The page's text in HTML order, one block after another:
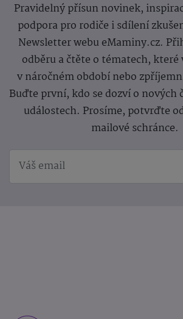
Pravidelný přísun novinek,
podpora pro rodiče i sdílení
Newsletter webu eMaminy.cz.
odběru a čtěte o tématech,
v náročném období nebo
Buďte první, kdo se dozví o nových
událostech. Prosíme, potvrďte
mailové schránce.